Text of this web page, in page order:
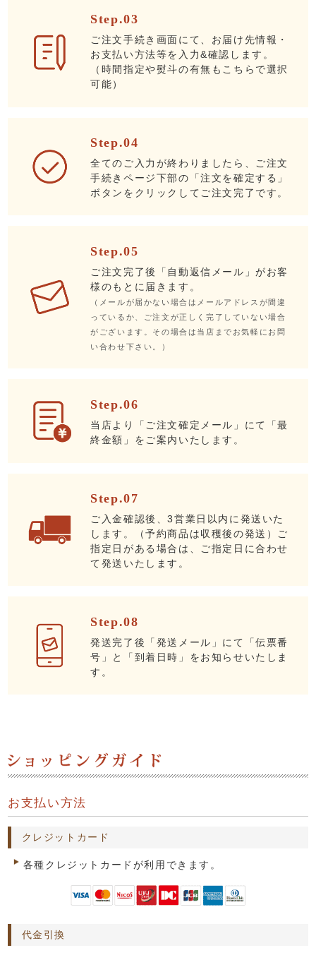
Step.03
ご注文手続き画面にて、お届け先情報・
お支払い方法等を入力&確認します。
（時間指定や熨斗の有無もこちらで選択
可能）
Step.04
全てのご入力が終わりましたら、ご注文
手続きページ下部の「注文を確定する」
ボタンをクリックしてご注文完了です。
Step.05
ご注文完了後「自動返信メール」がお客
様のもとに届きます。
（メールが届かない場合はメールアドレスが間違
っているか、ご注文が正しく完了していない場合
がございます。その場合は当店までお気軽にお問
い合わせ下さい。）
Step.06
当店より「ご注文確定メール」にて「最
終金額」をご案内いたします。
Step.07
ご入金確認後、3営業日以内に発送いた
します。（予約商品は収穫後の発送）ご
指定日がある場合は、ご指定日に合わせ
て発送いたします。
Step.08
発送完了後「発送メール」にて「伝票番
号」と「到着日時」をお知らせいたしま
す。
お支払い方法
クレジットカード
各種クレジットカードが利用できます。
代金引換